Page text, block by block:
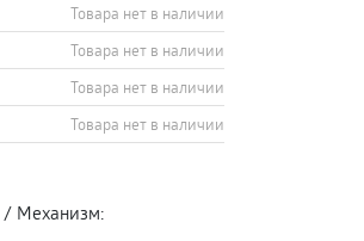
Товара нет в наличии
Товара нет в наличии
Товара нет в наличии
Товара нет в наличии
/ Механизм: